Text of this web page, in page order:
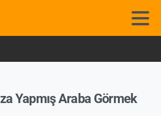
Yapmış Araba Görmek